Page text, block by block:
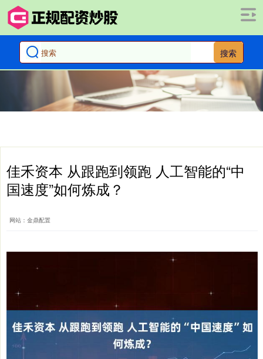
搜索
佳禾资本 从跟跑到领跑 人工智能的“中
国速度”如何炼成？
网站：金鼎配置